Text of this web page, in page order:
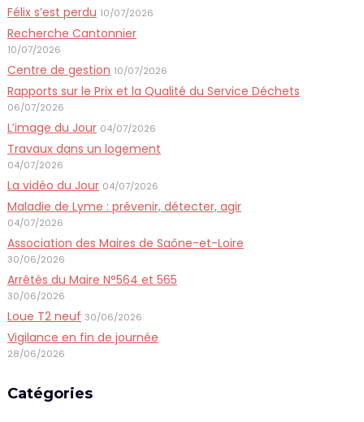
Félix s’est perdu 10/07/2026
Recherche Cantonnier
10/07/2026
Centre de gestion 10/07/2026
Rapports sur le Prix et la Qualité du Service Déchets
06/07/2026
L’image du Jour 04/07/2026
Travaux dans un logement
04/07/2026
La vidéo du Jour 04/07/2026
Maladie de Lyme : prévenir, détecter, agir
04/07/2026
Association des Maires de Saône-et-Loire
30/06/2026
Arrêtés du Maire N°564 et 565
30/06/2026
Loue T2 neuf 30/06/2026
Vigilance en fin de journée
28/06/2026
Catégories